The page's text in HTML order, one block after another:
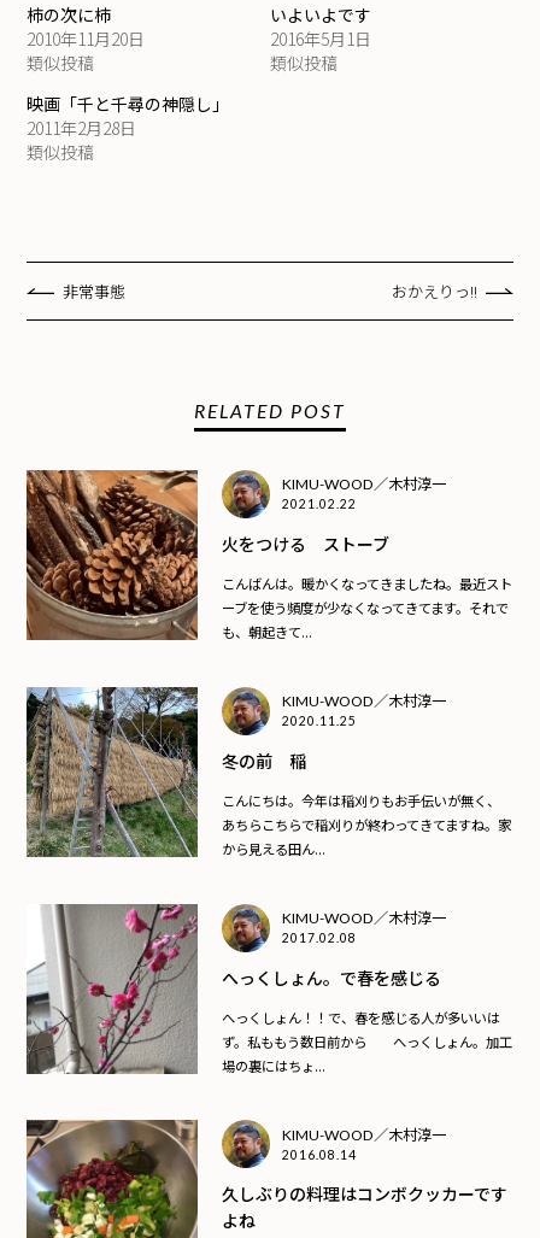
柿の次に柿
2010年11月20日
類似投稿
いよいよです
2016年5月1日
類似投稿
映画「千と千尋の神隠し」
2011年2月28日
類似投稿
非常事態 おかえりっ!!
RELATED POST
KIMU-WOOD／木村淳一
2021.02.22
火をつける ストーブ
こんばんは。暖かくなってきましたね。最近スト
ーブを使う頻度が少なくなってきてます。それで
も、朝起きて...
KIMU-WOOD／木村淳一
2020.11.25
冬の前 稲
こんにちは。今年は稲刈りもお手伝いが無く、
あちらこちらで稲刈りが終わってきてますね。家
から見える田ん...
KIMU-WOOD／木村淳一
2017.02.08
へっくしょん。で春を感じる
へっくしょん！！で、春を感じる人が多いいは
ず。私ももう数日前から へっくしょん。加工
場の裏にはちょ...
KIMU-WOOD／木村淳一
2016.08.14
久しぶりの料理はコンボクッカーです
よね